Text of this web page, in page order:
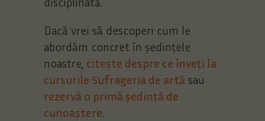
Dacă vrei să descoperi cum le
abordăm concret în ședințele
noastre, citește despre ce înveți la
cursurile Sufrageria de artă sau
rezervă o primă ședință de
cunoaștere